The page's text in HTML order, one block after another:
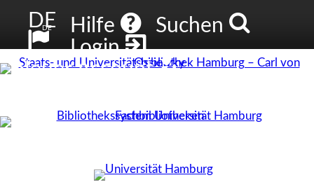
DE
DE Hilfe
Suchen
Login
Neuer Account